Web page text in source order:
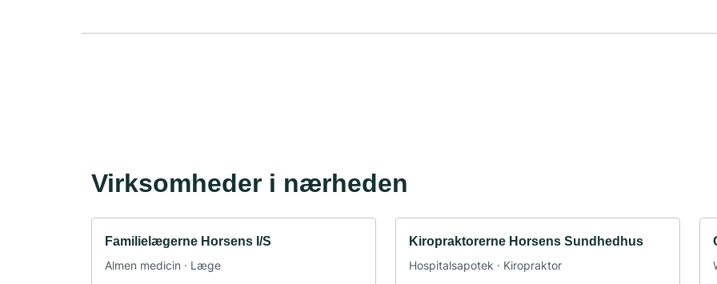
Virksomheder i nærheden
Familielægerne Horsens I/S
Almen medicin · Læge
Kiropraktorerne Horsens Sundhedhus
Hospitalsapotek · Kiropraktor